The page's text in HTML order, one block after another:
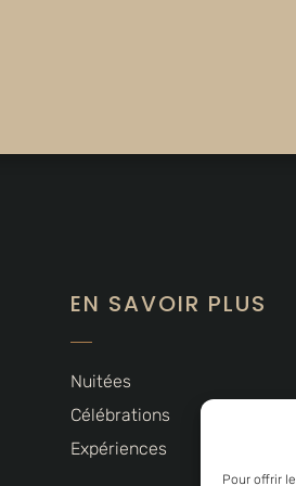
Pour offrir
EN SAVOIR PLUS
Nuitées
Célébrations
Expériences